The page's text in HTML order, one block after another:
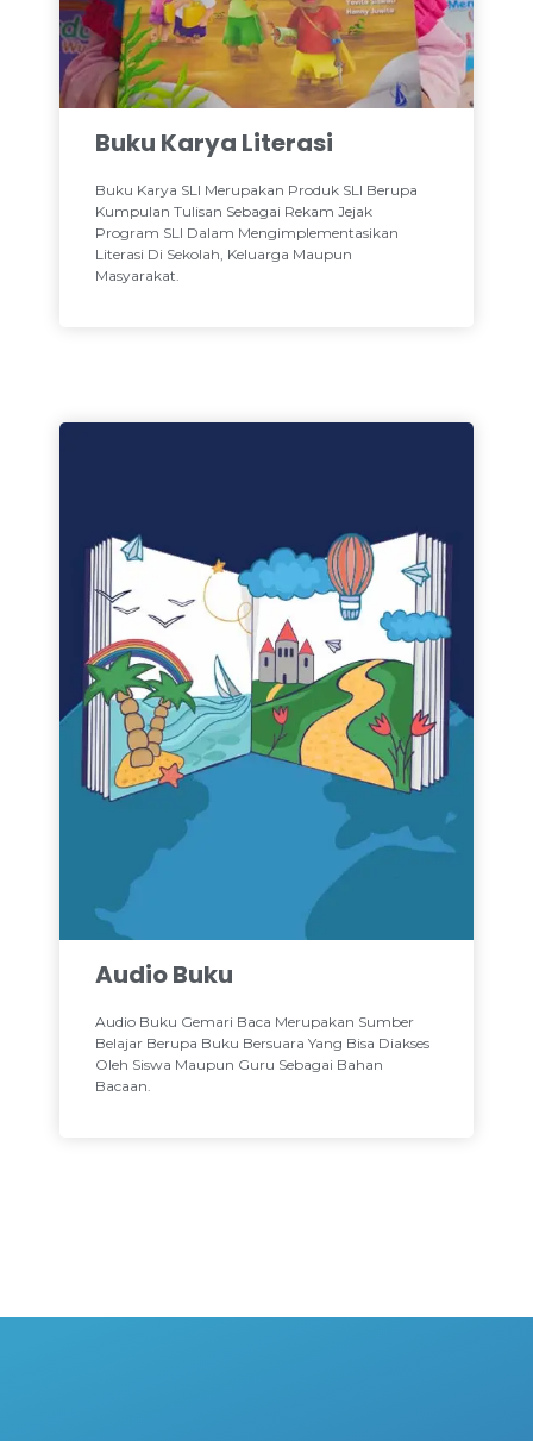
Buku Karya Literasi
Buku Karya SLI Merupakan Produk SLI Berupa
Kumpulan Tulisan Sebagai Rekam Jejak
Program SLI Dalam Mengimplementasikan
Literasi Di Sekolah, Keluarga Maupun
Masyarakat.
Audio Buku
Audio Buku Gemari Baca Merupakan Sumber
Belajar Berupa Buku Bersuara Yang Bisa Diakses
Oleh Siswa Maupun Guru Sebagai Bahan
Bacaan.